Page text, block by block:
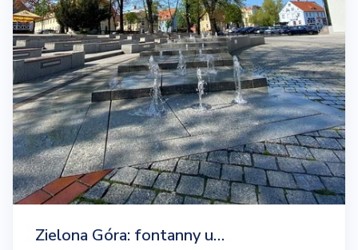
Zielona Góra: fontanny u…